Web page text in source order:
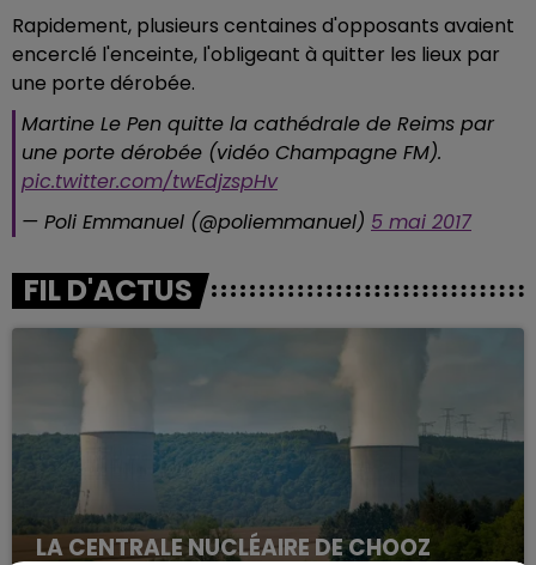
Rapidement, plusieurs centaines d'opposants avaient
encerclé l'enceinte, l'obligeant à quitter les lieux par
une porte dérobée.
Martine Le Pen quitte la cathédrale de Reims par
une porte dérobée (vidéo Champagne FM).
pic.twitter.com/twEdjzspHv
— Poli Emmanuel (@poliemmanuel) 5 mai 2017
FIL D'ACTUS
LA CENTRALE NUCLÉAIRE DE CHOOZ